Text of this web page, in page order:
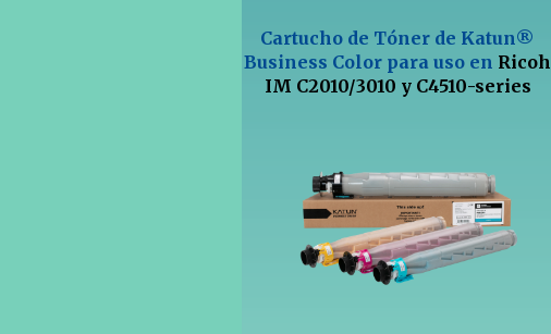
Cartucho de Tóner de Katun®
Business Color para uso en Ricoh
IM C2010/3010 yC4510-series